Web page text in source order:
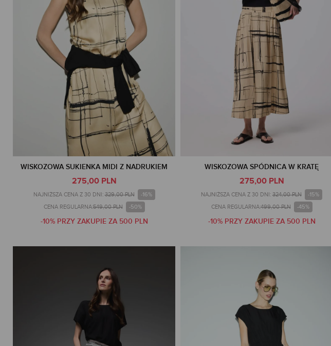
WISKOZOWA SUKIENKA MIDI Z NADRUKIEM
275,00 PLN
NAJNIŻSZA CENA Z 30 DNI: 329,00 PLN -16%
CENA REGULARNA:549,00 PLN -50%
-10% PRZY ZAKUPIE ZA 500 PLN
WISKOZOWA SPÓDNICA W KRATĘ
275,00 PLN
NAJNIŻSZA CENA Z 30 DNI: 324,00 PLN -15%
CENA REGULARNA:499,00 PLN -45%
-10% PRZY ZAKUPIE ZA 500 PLN